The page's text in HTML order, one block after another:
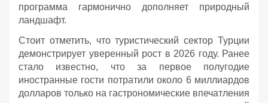
программа гармонично дополняет природный
ландшафт.
Стоит отметить, что туристический сектор Турции
демонстрирует уверенный рост в 2026 году. Ранее
стало известно, что за первое полугодие
иностранные гости потратили около 6 миллиардов
долларов только на гастрономические впечатления